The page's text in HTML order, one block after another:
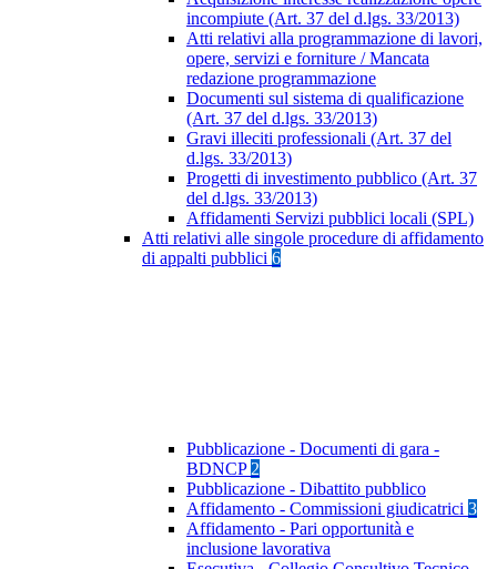
incompiute (Art. 37 del d.lgs. 33/2013)
Atti relativi alla programmazione di lavori,
opere, servizi e forniture / Mancata
redazione programmazione
Documenti sul sistema di qualificazione
(Art. 37 del d.lgs. 33/2013)
Gravi illeciti professionali (Art. 37 del
d.lgs. 33/2013)
Progetti di investimento pubblico (Art. 37
del d.lgs. 33/2013)
Affidamenti Servizi pubblici locali (SPL)
Atti relativi alle singole procedure di affidamento
di appalti pubblici 6
Pubblicazione - Documenti di gara -
BDNCP 2
Pubblicazione - Dibattito pubblico
Affidamento - Commissioni giudicatrici 3
Affidamento - Pari opportunità e
inclusione lavorativa